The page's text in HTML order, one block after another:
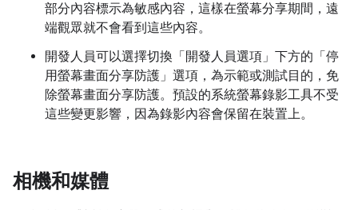
部分內容標示為敏感內容，這樣在螢幕分享期間，遠
端觀眾就不會看到這些內容。
開發人員可以選擇切換「開發人員選項」 下方的「停
用螢幕畫面分享防護」 選項，為示範或測試目的，免
除螢幕畫面分享防護。預設的系統螢幕錄影工具不受
這些變更影響，因為錄影內容會保留在裝置上。
相機和媒體